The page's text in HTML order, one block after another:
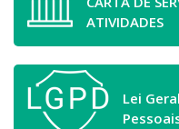
ATIVIDADES
Lei